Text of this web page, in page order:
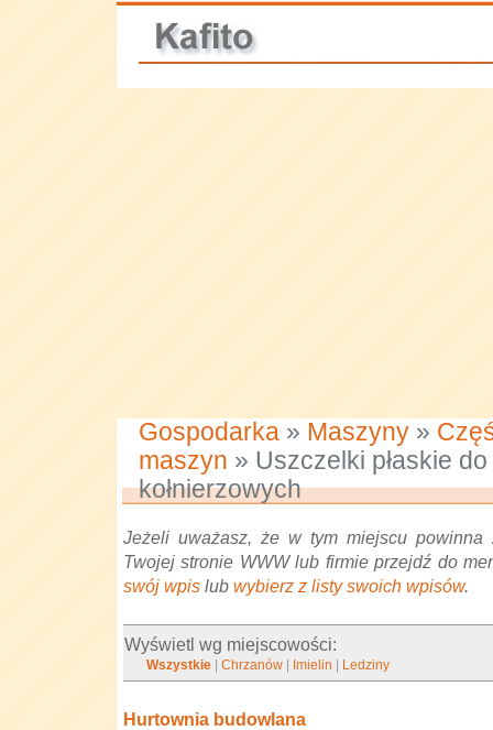
Gospodarka » Maszyny »
maszyn » Uszczelki płaskie do
kołnierzowych
Jeżeli uważasz, że w tym miejscu powinna
Twojej stronie WWW lub firmie przejdź do
swój wpis lub wybierz z listy swoich wpisów.
Wyświetl wg miejscowości:
Wszystkie |Chrzanów Imielin Ledziny
Hurtownia budowlana